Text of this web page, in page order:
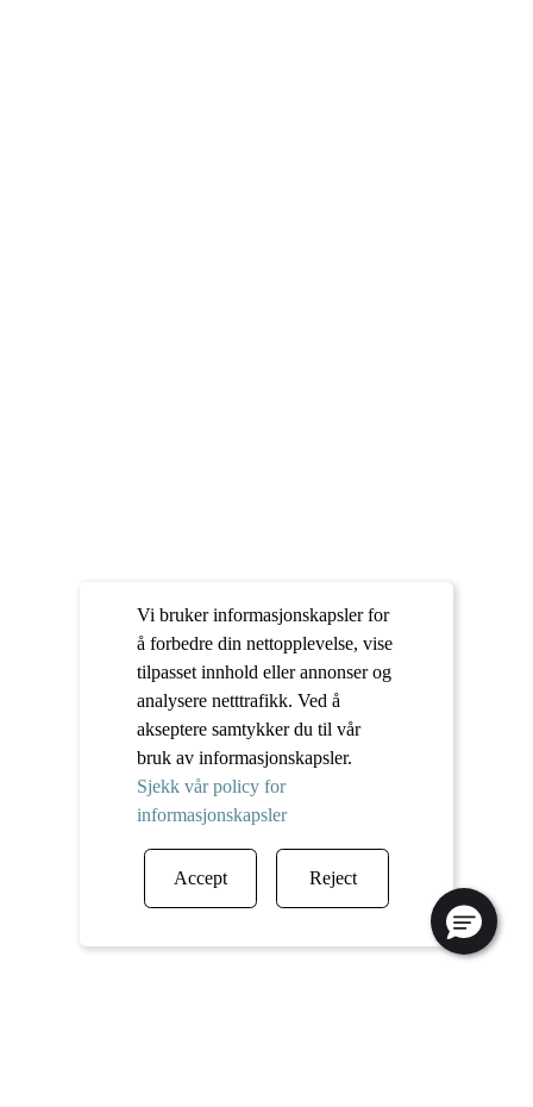
Vi bruker informasjonskapsler for
å forbedre din nettopplevelse, vise
tilpasset innhold eller annonser og
analysere netttrafikk. Ved å
akseptere samtykker du til vår
bruk av informasjonskapsler.
Sjekk vår policy for
informasjonskapsler
Accept Reject